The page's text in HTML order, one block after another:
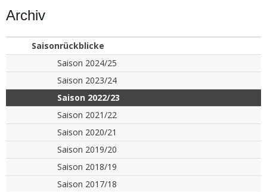
Archiv
Saisonrückblicke
Saison 2024/25
Saison 2023/24
Saison 2022/23
Saison 2021/22
Saison 2020/21
Saison 2019/20
Saison 2018/19
Saison 2017/18